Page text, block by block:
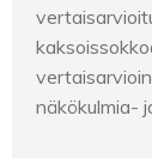
näkökulmia-